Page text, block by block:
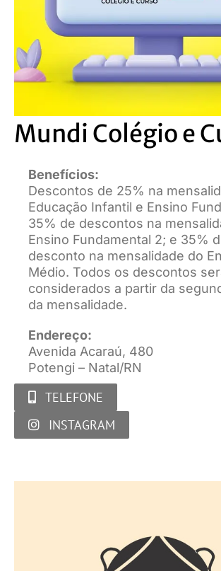
Mundi Colégio e
Benefícios:
Descontos de 25% na
Educação Infantil e Ensino
35% de descontos na
Ensino Fundamental 2; e 35%
desconto na mensalidade do
Médio. Todos os descontos
considerados a partir da
da mensalidade.
Endereço:
Avenida Acaraú, 480
Potengi – Natal/RN
TELEFONE
INSTAGRAM